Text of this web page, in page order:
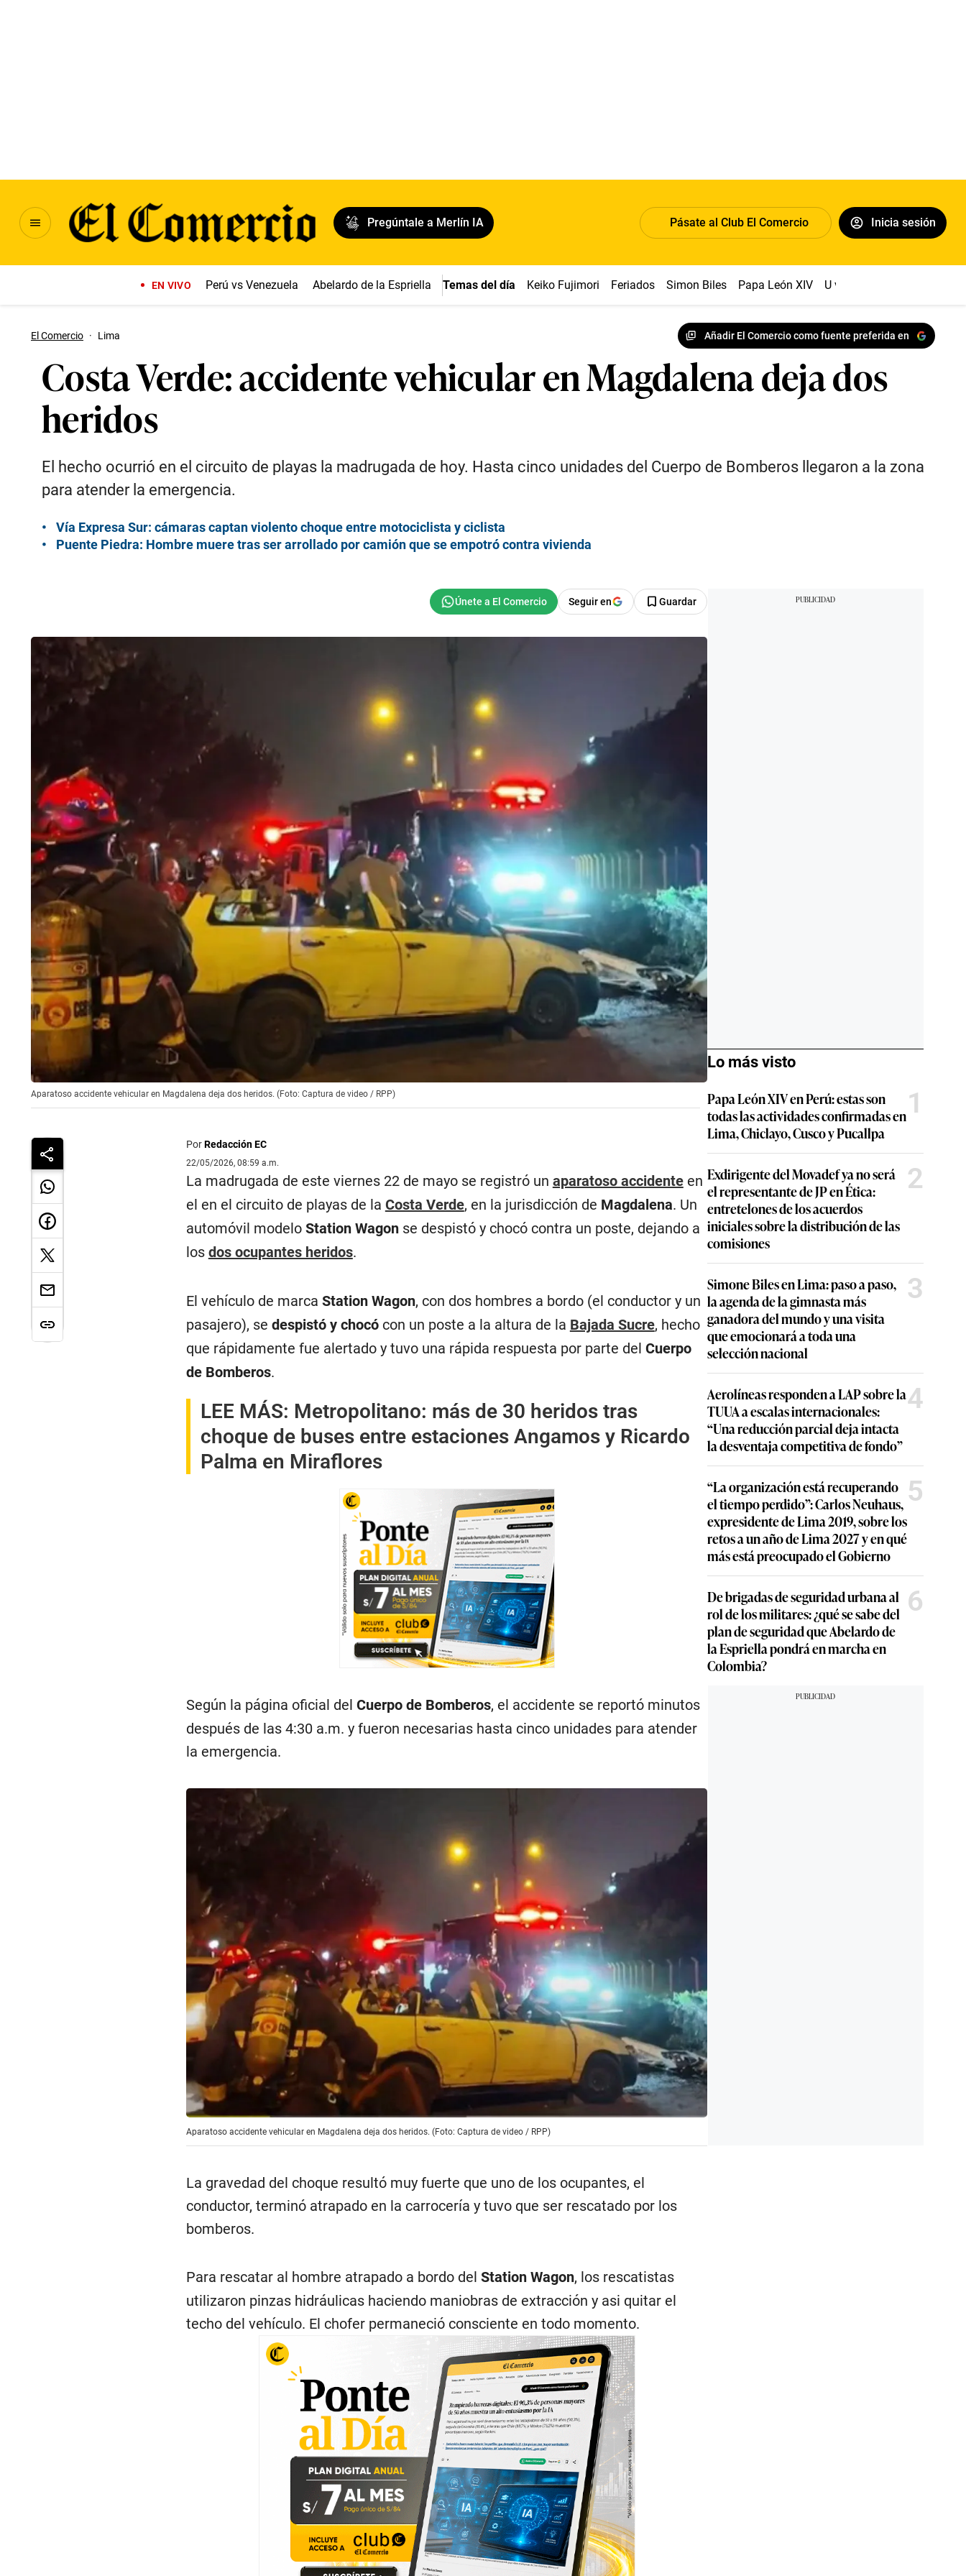
Pregúntale a Merlín IA Pásate al Club El Comercio Inicia sesión
EN VIVO Perú vs Venezuela Abelardo de la Espriella Temas del día Keiko Fujimori Feriados Simon Biles Papa León XIV U vs Cristal
El Comercio · Lima Añadir El Comercio como fuente preferida en
Costa Verde: accidente vehicular en Magdalena deja dos
heridos
El hecho ocurrió en el circuito de playas la madrugada de hoy. Hasta cinco unidades del Cuerpo de Bomberos llegaron a la zona
para atender la emergencia.
Vía Expresa Sur: cámaras captan violento choque entre motociclista y ciclista
Puente Piedra: Hombre muere tras ser arrollado por camión que se empotró contra vivienda
Seguir en Guardar
Aparatoso accidente vehicular en Magdalena deja dos heridos. (Foto: Captura de video / RPP)
PorRedacción EC
22/05/2026, 08:59 a.m.
La madrugada de este viernes 22 de mayo se registró un aparatoso accidenteen
el en el circuito de playas de la Costa Verde, en la jurisdicción de Magdalena. Un
automóvil modelo Station Wagonse despistó y chocó contra un poste, dejando a
los dos ocupantes heridos.
El vehículo de marca Station Wagon, con dos hombres a bordo (el conductor y un
pasajero), se despistó y chocó con un poste a la altura de la Bajada Sucre, hecho
que rápidamente fue alertado y tuvo una rápida respuesta por parte del Cuerpo
de Bomberos.
LEE MÁS: Metropolitano: más de 30 heridos tras
choque de buses entre estaciones Angamos y Ricardo
Palma en Miraflores
Según la página oficial del Cuerpo de Bomberos, el accidente se reportó minutos
después de las 4:30 a.m. y fueron necesarias hasta cinco unidades para atender
la emergencia.
Aparatoso accidente vehicular en Magdalena deja dos heridos. (Foto: Captura de video / RPP)
La gravedad del choque resultó muy fuerte que uno de los ocupantes, el
conductor, terminó atrapado en la carrocería y tuvo que ser rescatado por los
bomberos.
Para rescatar al hombre atrapado a bordo del Station Wagon, los rescatistas
utilizaron pinzas hidráulicas haciendo maniobras de extracción y asi quitar el
techo del vehículo. El chofer permaneció consciente en todo momento.
Lo más visto
Papa León XIV en Perú: estas son
todas las actividades confirmadas en
Lima, Chiclayo, Cusco y Pucallpa
1
Exdirigente del Movadef ya no será
el representante de JP en Ética:
entretelones de los acuerdos
iniciales sobre la distribución de las
comisiones
2
Simone Biles en Lima: paso a paso,
la agenda de la gimnasta más
ganadora del mundo y una visita
que emocionará a toda una
selección nacional
3
Aerolíneas responden a LAP sobre la
TUUA a escalas internacionales:
“Una reducción parcial deja intacta
la desventaja competitiva de fondo”
4
“La organización está recuperando
el tiempo perdido”: Carlos Neuhaus,
expresidente de Lima 2019, sobre los
retos a un año de Lima 2027 y en qué
más está preocupado el Gobierno
5
De brigadas de seguridad urbana al
rol de los militares: ¿qué se sabe del
plan de seguridad que Abelardo de
la Espriella pondrá en marcha en
Colombia?
6